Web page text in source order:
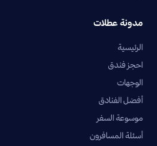
مدونة عطلات
الرئيسية
احجز فندق
الوجهات
أفضل الفنادق
موسوعة السفر
أسئلة المسافرون